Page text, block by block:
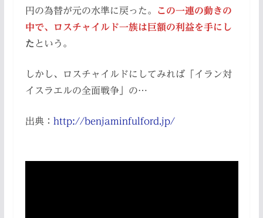
円の為替が元の水準に戻った。
この一連の動きの
中で、ロスチャイルド一族は巨額の利益を手にし
た という。
しかし、ロスチャイルドにしてみれば「イラン対
イスラエルの全面戦争」の…
出典： http://benjaminfulford.jp/